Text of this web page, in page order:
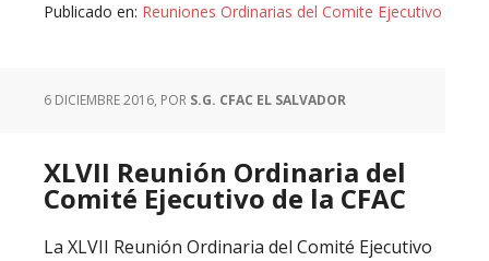
Publicado en: Reuniones Ordinarias del Comite Ejecutivo
6 DICIEMBRE 2016, POR S.G. CFAC EL SALVADOR
XLVII Reunión Ordinaria del
Comité Ejecutivo de la CFAC
La XLVII Reunión Ordinaria del Comité Ejecutivo